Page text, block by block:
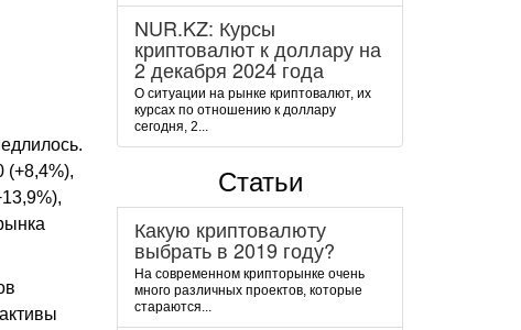
(+8,4%),
NUR.KZ: Курсы
криптовалют к доллару на
2 декабря 2024 года
О ситуации на рынке криптовалют, их
курсах по отношению к доллару
сегодня, 2...
Статьи
Какую криптовалюту
выбрать в 2019 году?
На современном крипторынке очень
много различных проектов, которые
стараются...